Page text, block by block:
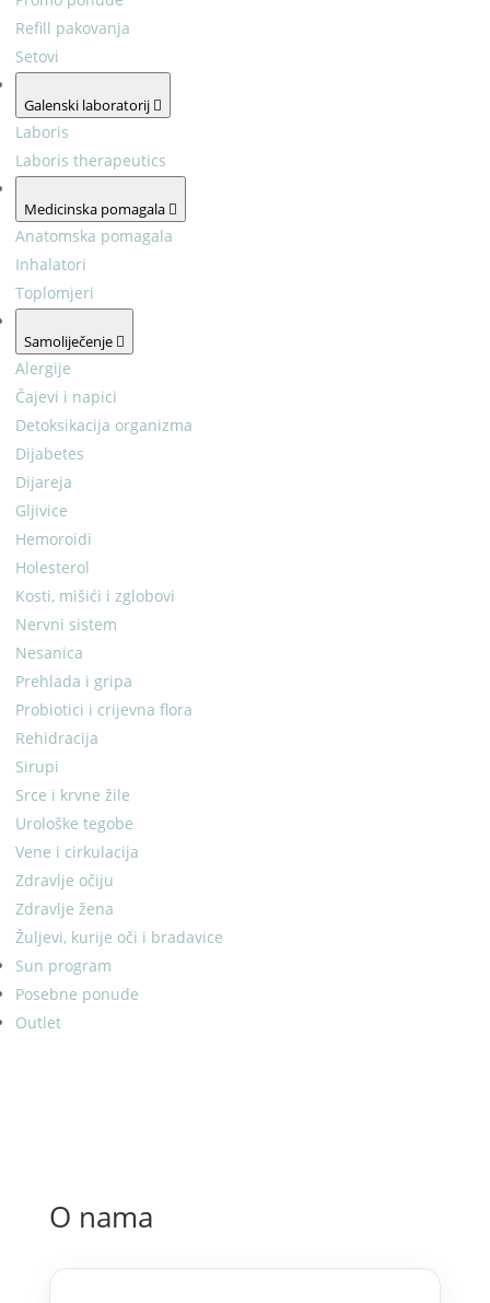
Refill pakovanja
Setovi
Galenski laboratorij
Laboris
Laboris therapeutics
Medicinska pomagala
Anatomska pomagala
Inhalatori
Toplomjeri
Samoliječenje
Alergije
Čajevi i napici
Detoksikacija organizma
Dijabetes
Dijareja
Gljivice
Hemoroidi
Holesterol
Kosti, mišići i zglobovi
Nervni sistem
Nesanica
Prehlada i gripa
Probiotici i crijevna flora
Rehidracija
Sirupi
Srce i krvne žile
Urološke tegobe
Vene i cirkulacija
Zdravlje očiju
Zdravlje žena
Žuljevi, kurije oči i bradavice
Sun program
Posebne ponude
Outlet
O nama